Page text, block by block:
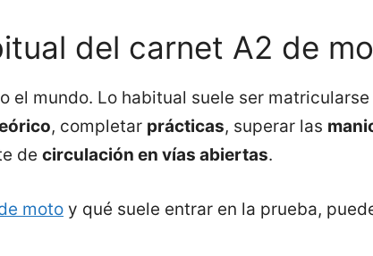
del carnet A2 de
el mundo. Lo habitual suele ser matricularse
, completar prácticas, superar las
de circulación en vías abiertas.
moto y qué suele entrar en la prueba,